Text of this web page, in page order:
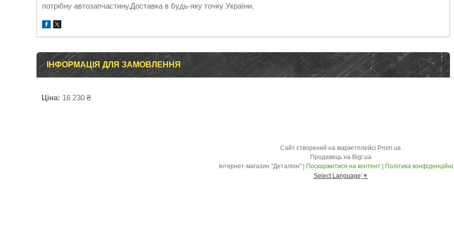
потрібну автозапчастину.Доставка в будь-яку точку України.
ІНФОРМАЦІЯ ДЛЯ ЗАМОВЛЕННЯ
Ціна: 16 230 ₴
Сайт створений на маркетплейсі Prom.ua
Продавець на Bigl.ua
Поскаржитися на контент
Політика
Select Language ▼